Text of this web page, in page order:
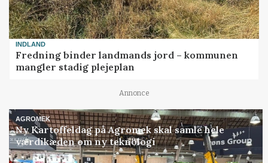
INDLAND
Fredning binder landmands jord – kommunen
mangler stadig plejeplan
Annonce
AGROMEK
Ny Kartoffeldag på Agromek skal samle hele
værdikæden om ny teknologi